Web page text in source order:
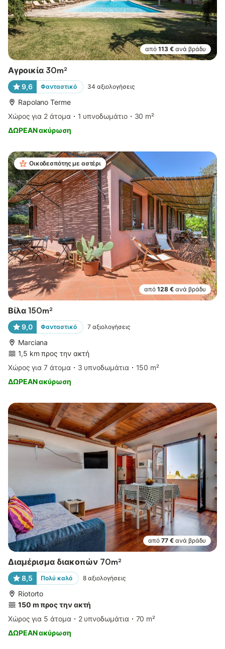
από 113 € ανά βράδυ
Αγροικία 30m²
9,6 Φανταστικό 34 αξιολογήσεις
Rapolano Terme
Χώρος για 2 άτομα
1 υπνοδωμάτιο
30 m²
ΔΩΡΕΑΝ ακύρωση
Οικοδεσπότης με αστέρι
από 128 € ανά βράδυ
Βίλα 150m²
9,0 Φανταστικό 7 αξιολογήσεις
Marciana
1,5 km προς την ακτή
Χώρος για 7 άτομα
3 υπνοδωμάτια
150 m²
ΔΩΡΕΑΝ ακύρωση
από 77 € ανά βράδυ
Διαμέρισμα διακοπών 70m²
8,5 Πολύ καλό 8 αξιολογήσεις
Riotorto
150 m προς την ακτή
Χώρος για 5 άτομα
2 υπνοδωμάτια
70 m²
ΔΩΡΕΑΝ ακύρωση